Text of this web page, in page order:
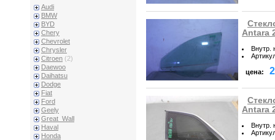
Audi
BMW
BYD
Chery
Chevrolet
Chrysler
Citroen (2)
Daewoo
Daihatsu
Dodge
Fiat
Ford
Geely
Great_Wall
Haval
Honda
Antara
Внутр.
цена:
Antara
Внутр.